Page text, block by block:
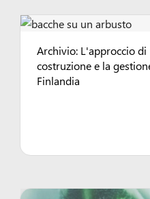
Archivio: L'approccio
costruzione e la
Finlandia